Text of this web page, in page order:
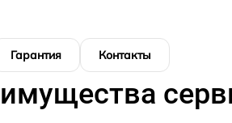
Гарантия Контакты